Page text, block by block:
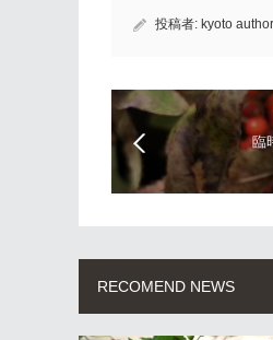
投稿者: kyoto author
臨
RECOMEND NEWS